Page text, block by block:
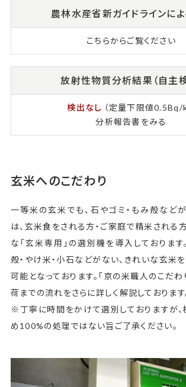
農林水産省新ガイドラインに
こちらからご覧ください
放射性物質分析結果（自主検
検出なし （定量下限値0.5Bq/
分析報告書をみる
玄米へのこだわり
一等米の玄米でも、石やゴミ・もみ殻など
は、玄米食をされる方・ご家庭で精米される
な「玄米専用」の選別機を導入しております
殻・やけ米・小石などがない、きれいな玄米
可能となっております。「京の米職人のこだわ
荷までの流れをさらに詳しく解説しております
※丁寧に時間をかけて選別しておりますが
め100%の処理ではない旨ご了承ください。